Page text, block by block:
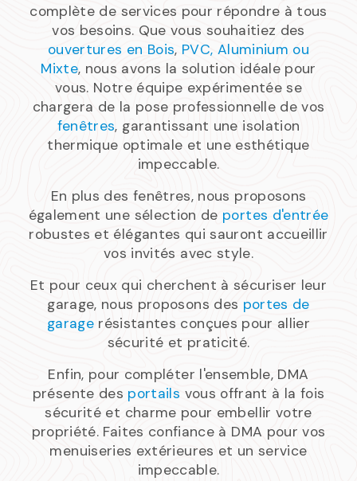
complète de services pour répondre à tous
vos besoins. Que vous souhaitiez des
ouvertures en Bois, PVC, Aluminium ou
Mixte, nous avons la solution idéale pour
vous. Notre équipe expérimentée se
chargera de la pose professionnelle de vos
fenêtres, garantissant une isolation
thermique optimale et une esthétique
impeccable.
En plus des fenêtres, nous proposons
également une sélection de portes d'entrée
robustes et élégantes qui sauront accueillir
vos invités avec style.
Et pour ceux qui cherchent à sécuriser leur
garage, nous proposons des portes de
garagerésistantes conçues pour allier
sécurité et praticité.
Enfin, pour compléter l'ensemble, DMA
présente des portails vous offrant à la fois
sécurité et charme pour embellir votre
propriété. Faites confiance à DMA pour vos
menuiseries extérieures et un service
impeccable.